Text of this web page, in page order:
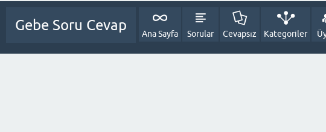
Gebe Soru Cevap
Ana Sayfa Sorular Cevapsız Kategoriler